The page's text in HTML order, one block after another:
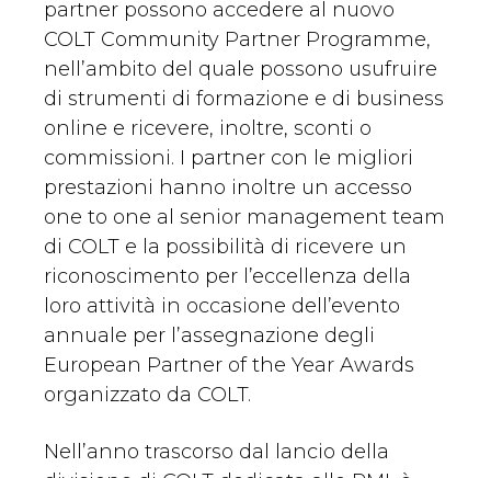
partner possono accedere al nuovo
COLT Community Partner Programme,
nell’ambito del quale possono usufruire
di strumenti di formazione e di business
online e ricevere, inoltre, sconti o
commissioni. I partner con le migliori
prestazioni hanno inoltre un accesso
one to one al senior management team
di COLT e la possibilità di ricevere un
riconoscimento per l’eccellenza della
loro attività in occasione dell’evento
annuale per l’assegnazione degli
European Partner of the Year Awards
organizzato da COLT.
Nell’anno trascorso dal lancio della